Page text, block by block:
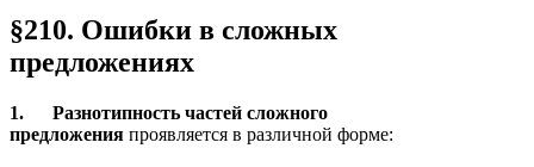
§210. Ошибки в сложных
предложениях
1. Разнотипность частей сложного
предложения проявляется в различной форме: